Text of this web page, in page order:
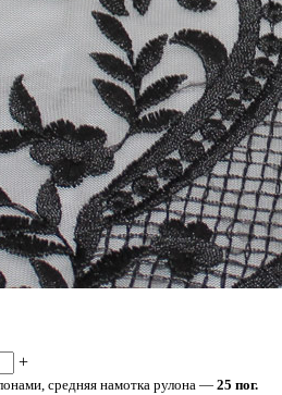
+
средняя намотка рулона — 25 пог.